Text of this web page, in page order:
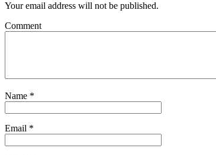
Your email address will not be published.
Comment
Name *
Email *